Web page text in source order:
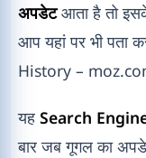
अपडेटआता है तो
आप यहां पर भी
History –
यह Search
बार जब गूगल का